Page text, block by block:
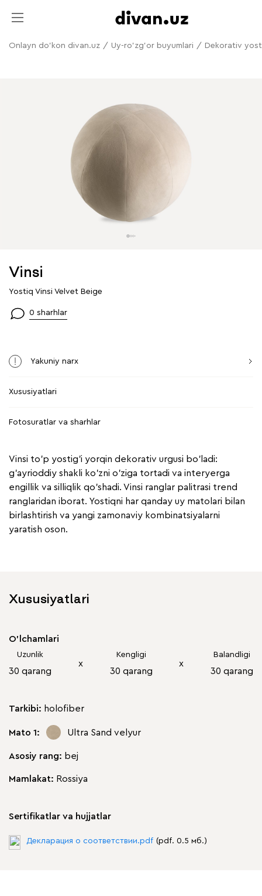
Onlayn do'kon divan.uz / Uy-ro'zg'or buyumlari / Dekorativ
Vinsi
Yostiq Vinsi Velvet Beige
0 sharhlar
Yakuniy narx
Xususiyatlari
Fotosuratlar va sharhlar
Vinsi to'p yostig'i yorqin dekorativ urgusi bo'ladi:
g'ayrioddiy shakli ko'zni o'ziga tortadi va interyerga
engillik va silliqlik qo'shadi. Vinsi ranglar palitrasi trend
ranglaridan iborat. Yostiqni har qanday uy matolari bilan
birlashtirish va yangi zamonaviy kombinatsiyalarni
yaratish oson.
Xususiyatlari
O'lchamlari
Uzunlik
30 qarang
х
Kengligi
30 qarang
х
Balandligi
30 qarang
Tarkibi: holofiber
Mato 1: Ultra Sand velyur
Asosiy rang: bej
Mamlakat: Rossiya
Sertifikatlar va hujjatlar
Декларация о соответствии.pdf (pdf. 0.5 мб.)